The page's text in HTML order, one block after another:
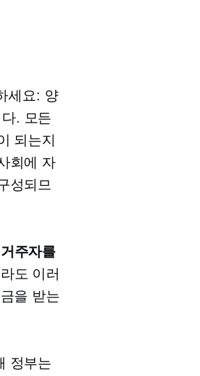
세요: 양
. 모든
되는지
회에 자
성되므
주자를
도 이러
을 받는
정부는